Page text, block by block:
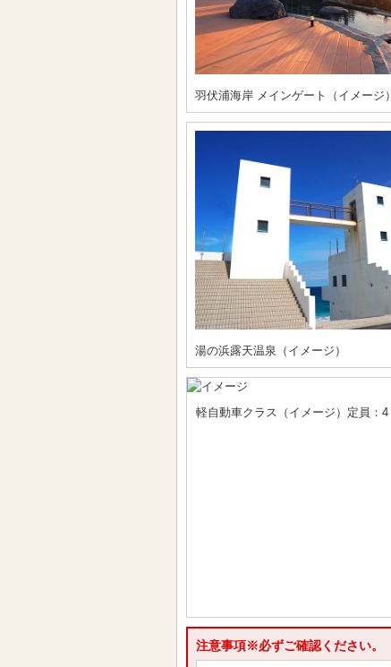
羽伏浦海岸 メインゲート（イメージ）
湯の浜露天温泉（イメージ）
軽自動車クラス（イメージ）定員：4
注意事項※必ずご確認ください。